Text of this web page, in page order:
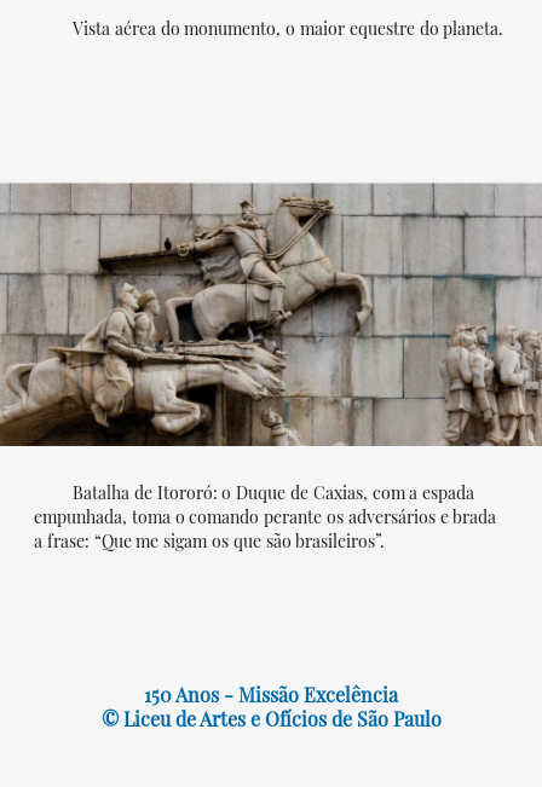
Vista aérea do monumento, o maior equestre do planeta.
Batalha de Itororó: o Duque de Caxias, com a espada
empunhada, toma o comando perante os adversários e brada
a frase: “Que me sigam os que são brasileiros”.
150 Anos - Missão Excelência
© Liceu de Artes e Ofícios de São Paulo